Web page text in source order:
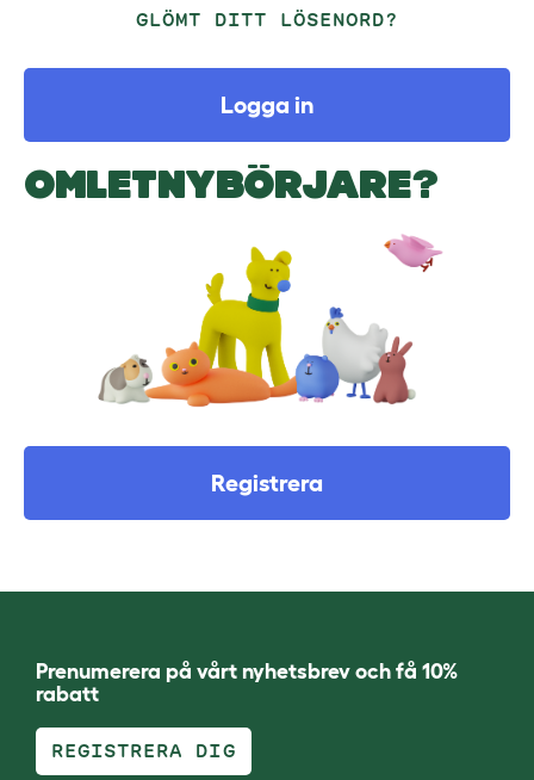
GLÖMT DITT LÖSENORD?
Logga in
OMLETNYBÖRJARE?
Registrera
Prenumerera på vårt nyhetsbrev och få 10%
rabatt
REGISTRERA DIG